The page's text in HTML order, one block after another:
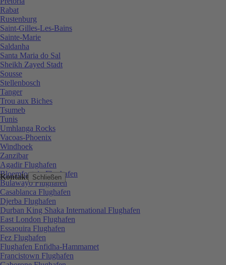
Kontakt Schließen
Rabat
Rustenburg
Saint-Gilles-Les-Bains
Sainte-Marie
Saldanha
Santa Maria do Sal
Sheikh Zayed Stadt
Sousse
Stellenbosch
Tanger
Trou aux Biches
Tsumeb
Tunis
Umhlanga Rocks
Vacoas-Phoenix
Windhoek
Zanzibar
Agadir Flughafen
Bloemfontein Flughafen
Bulawayo Flughafen
Casablanca Flughafen
Djerba Flughafen
Durban King Shaka International Flughafen
East London Flughafen
Essaouira Flughafen
Fez Flughafen
Flughafen Enfidha-Hammamet
Francistown Flughafen